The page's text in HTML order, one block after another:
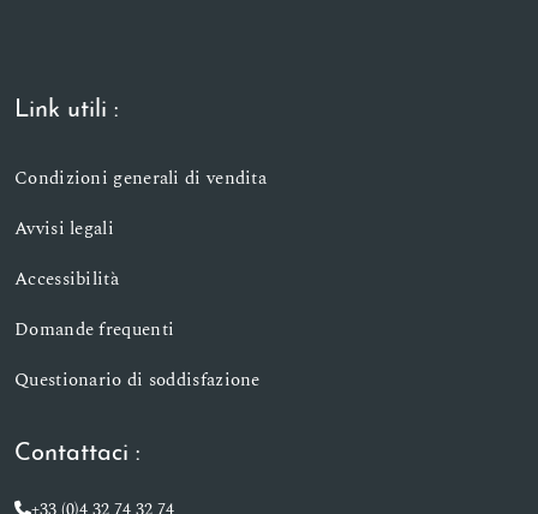
Link utili :
Condizioni generali di vendita
Avvisi legali
Accessibilità
Domande frequenti
Questionario di soddisfazione
Contattaci :